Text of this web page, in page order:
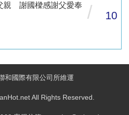
親 謝國樑感謝父愛奉
/ 10
和國際有限公司所維運
All Rights Reserved.